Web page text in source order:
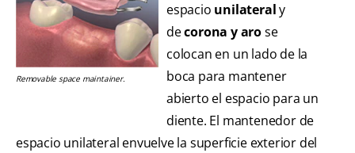
Removable space maintainer.
espacio unilateraly
decorona y arose
colocan en un lado de la
boca para mantener
abierto el espacio para un
diente. El mantenedor de
espacio unilateral envuelve la superficie exterior del